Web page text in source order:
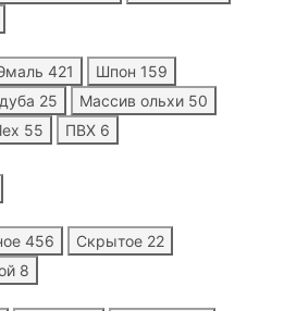
421 Шпон 159
25 Массив ольхи 50
55 ПВХ 6
456 Скрытое 22
8